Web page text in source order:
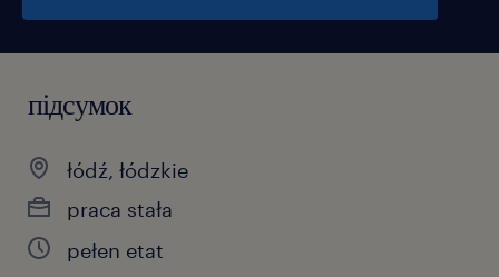
підсумок
łódź, łódzkie
praca stała
pełen etat